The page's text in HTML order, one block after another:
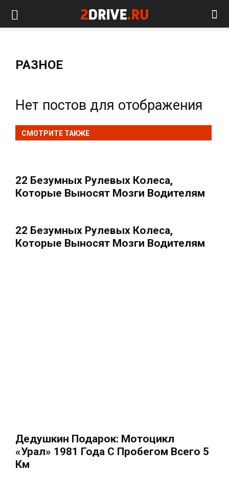
РАЗНОЕ
Нет постов для отображения
СМОТРИТЕ ТАКЖЕ
22 Безумных Рулевых Колеса,
Которые Выносят Мозги Водителям
22 Безумных Рулевых Колеса,
Которые Выносят Мозги Водителям
Дедушкин Подарок: Мотоцикл
«Урал» 1981 Года С Пробегом Всего 5
Км